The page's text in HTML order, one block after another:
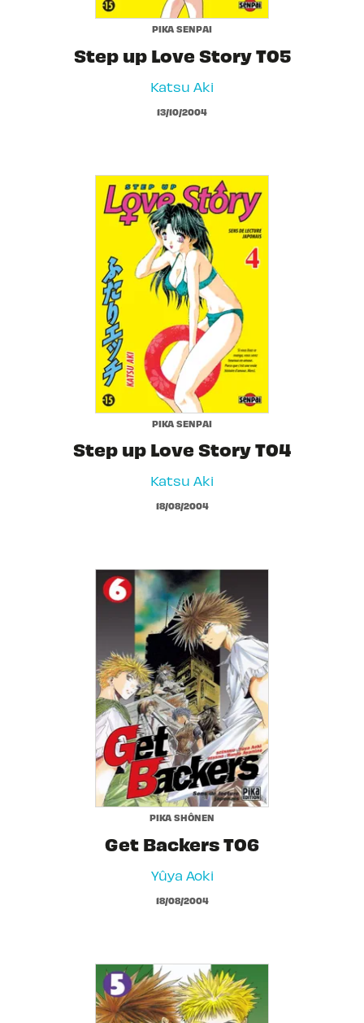
PIKA SENPAI
Step up Love Story T05
Katsu Aki
13/10/2004
PIKA SENPAI
Step up Love Story T04
Katsu Aki
18/08/2004
PIKA SHÔNEN
Get Backers T06
Yûya Aoki
18/08/2004